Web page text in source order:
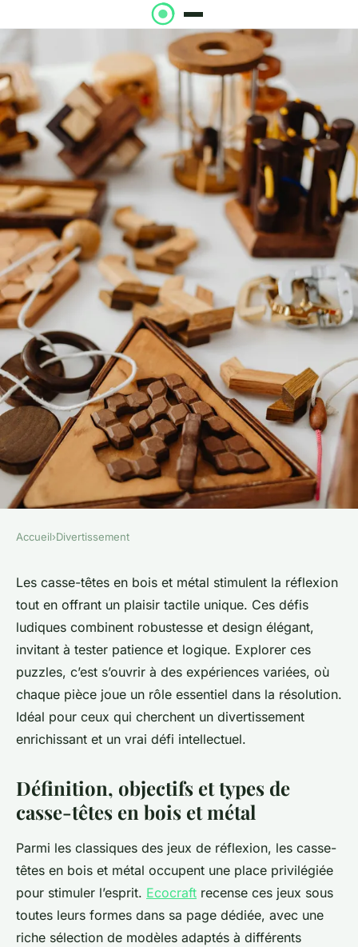
Casse-têtes en bois et métal :
défis ludiques à découvrir !
Liam•26 juin 2025•5 min de lecture
Accueil›Divertissement
Les casse-têtes en bois et métal stimulent la réflexion
tout en offrant un plaisir tactile unique. Ces défis
ludiques combinent robustesse et design élégant,
invitant à tester patience et logique. Explorer ces
puzzles, c’est s’ouvrir à des expériences variées, où
chaque pièce joue un rôle essentiel dans la résolution.
Idéal pour ceux qui cherchent un divertissement
enrichissant et un vrai défi intellectuel.
Définition, objectifs et types de
casse-têtes en bois et métal
Parmi les classiques des jeux de réflexion, les casse-
têtes en bois et métal occupent une place privilégiée
pour stimuler l’esprit. Ecocraft recense ces jeux sous
toutes leurs formes dans sa page dédiée, avec une
riche sélection de modèles adaptés à différents